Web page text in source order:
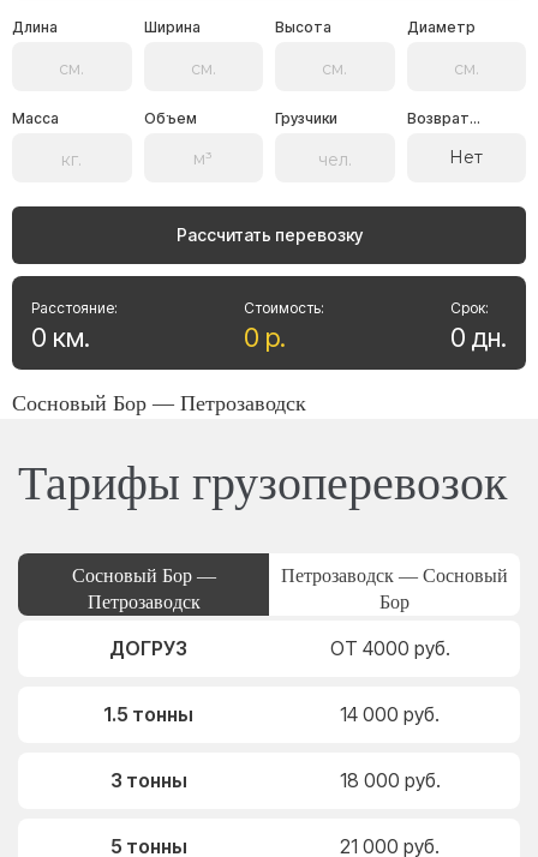
Длина Ширина Высота Диаметр
Масса Объем Грузчики Возврат...
Нет
Рассчитать перевозку
Стоимость:
0 р.
Расстояние:
0 км.
Срок:
0 дн.
Сосновый Бор — Петрозаводск
Тарифы грузоперевозок
Сосновый Бор —
Петрозаводск
Петрозаводск — Сосновый
Бор
ДОГРУЗ ОТ 4000 руб.
1.5 тонны 14 000 руб.
3 тонны 18 000 руб.
5 тонны 21 000 руб.